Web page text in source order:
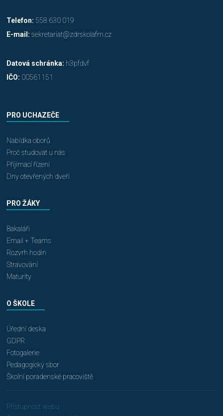
Telefon: 558 630 019
E-mail: sekretariat@zdrskolafm.cz
Datová schránka: h3pfdvf
IČO: 00561151
PRO UCHAZEČE
Nabídka oborů
Proč studovat u nás
Přijímací řízení
Dny otevřených dveří
PRO ŽÁKY
Bakaláři
Email + Teams
Rozvrh hodin
Stravování
Maturity
O ŠKOLE
Úřední deska
GDPR
Fotogalerie
Pedagogický sbor
Školní poradenské pracoviště
Přístupnost webu